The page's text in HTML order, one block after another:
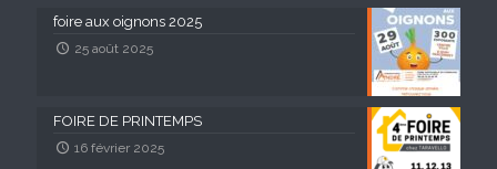
foire aux oignons 2025
25 août 2025
FOIRE DE PRINTEMPS
16 février 2025